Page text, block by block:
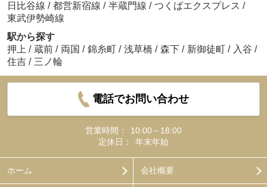
日比谷線 / 都営新宿線 / 半蔵門線 / つくばエクスプレス /
東武伊勢崎線
駅から探す
押上 / 蔵前 / 両国 / 錦糸町 / 浅草橋 / 森下 / 新御徒町 / 入谷 /
住吉 / 三ノ輪
電話でお問い合わせ
営業時間：
10:00～18:00
定休日：
年末年始
ホーム 会社概要